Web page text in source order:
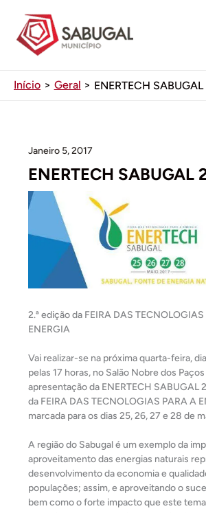
conteúdo
Início Geral ENERTECH
Janeiro 5, 2017
ENERTECH SABUGAL
2.ª edição da FEIRA DAS
ENERGIA
Vai realizar-se na próxima quarta-feira,
pelas 17 horas, no Salão Nobre dos
apresentação da ENERTECH SABUGAL
da FEIRA DAS TECNOLOGIAS PARA A
marcada para os dias 25, 26, 27 e 28 de
A região do Sabugal é um exemplo da
aproveitamento das energias naturais
desenvolvimento da economia e
populações; assim, e aproveitando o
bem como o forte impacto que este